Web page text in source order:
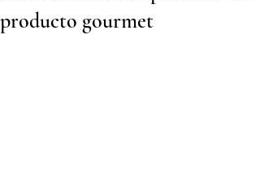
producto gourmet